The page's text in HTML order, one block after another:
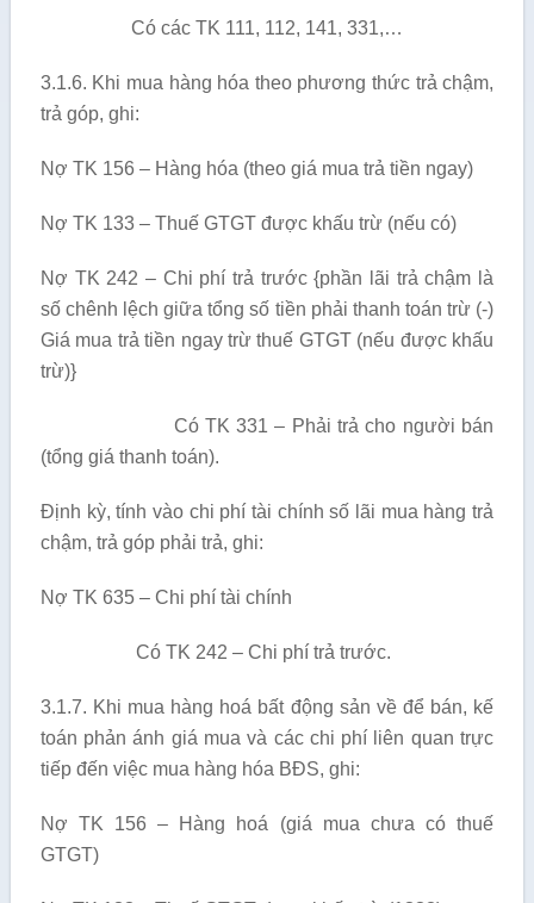
Có các TK 111, 112, 141, 331,…
3.1.6. Khi mua hàng hóa theo phương thức trả chậm,
trả góp, ghi:
Nợ TK 156 – Hàng hóa (theo giá mua trả tiền ngay)
Nợ TK 133 – Thuế GTGT được khấu trừ (nếu có)
Nợ TK 242 – Chi phí trả trước {phần lãi trả chậm là
số chênh lệch giữa tổng số tiền phải thanh toán trừ (-)
Giá mua trả tiền ngay trừ thuế GTGT (nếu được khấu
trừ)}
Có TK 331 – Phải trả cho người bán
(tổng giá thanh toán).
Định kỳ, tính vào chi phí tài chính số lãi mua hàng trả
chậm, trả góp phải trả, ghi:
Nợ TK 635 – Chi phí tài chính
Có TK 242 – Chi phí trả trước.
3.1.7. Khi mua hàng hoá bất động sản về để bán, kế
toán phản ánh giá mua và các chi phí liên quan trực
tiếp đến việc mua hàng hóa BĐS, ghi:
Nợ TK 156 – Hàng hoá (giá mua chưa có thuế
GTGT)